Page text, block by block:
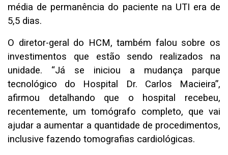
média de permanência do paciente na UTI era de
5,5 dias.
O diretor-geral do HCM, também falou sobre os
investimentos que estão sendo realizados na
unidade. “Já se iniciou a mudança parque
tecnológico do Hospital Dr. Carlos Macieira”,
afirmou detalhando que o hospital recebeu,
recentemente, um tomógrafo completo, que vai
ajudar a aumentar a quantidade de procedimentos,
inclusive fazendo tomografias cardiológicas.